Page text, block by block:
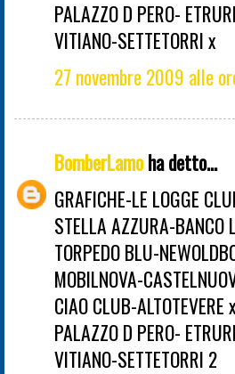
PALAZZO D PERO-
VITIANO-SETTETORRI x
27 novembre 2009 alle
BomberLamoha detto...
GRAFICHE-LE LOGGE
STELLA AZZURA-BANCO
TORPEDO BLU-
MOBILNOVA-
CIAO CLUB-ALTOTEVERE x
PALAZZO D PERO-
VITIANO-SETTETORRI 2